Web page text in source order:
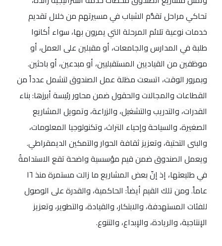
تحاكي مراحل تقدُّم الشباب في مسيرتهم من خلال تقديم
خدمات نوعية تلائم المرحلة التي يمرون بها، سواء أكانوا
طلبة في المدارس والجامعات، أو مقبلين على العمل، أو
موظفين من القياديين المستقبليين، أو مبدعين، أو باحثين.
وبمرور الوقت، اتسعت مظلة عمل الصندوق لتشمل عدداً من
القطاعات والمجالات والحقول ضمن محاور رئيسة أبرزها: بناء
القدرات، والتدريب والتشغيل، والزراعة، وتمويل المشاريع
الصغيرة، والسياحة وإحياء التراث، وتكنولوجيا المعلومات،
والبنى التحتية، وتعزيز ثقافة الحوار والتمكين الديمقراطي.
ويعمل الصندوق ضمن قيم مؤسسية واضحة تقع الاستدامةُ
في طليعتها، إذ إنّ بعض المشاريع ما زالت مستمرة منذ ١٦
عاماً. ومن تلك القيم أيضاً: الحاكمية، والقدرة على الوصول
للفئات المستهدفة، والابتكار، والقيادة، والتطوير، وتعزيز
الإنتاجية، والريادة، والإبداع، والتنوع.